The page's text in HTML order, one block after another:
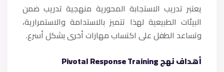
يعتبر تدريب الاستجابة المحورية منهجية تدريب ضمن
البيئات الطبيعية لهذا تتميز بالاستدامة والاستمرارية،
وتساعد الطفل على اكتساب مهارات أخرى بشكل أسرع.
أهداف نهج Pivotal Response Training